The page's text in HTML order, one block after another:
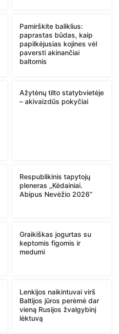
Pamirškite baliklius:
paprastas būdas, kaip
papilkėjusias kojines vėl
paversti akinančiai
baltomis
Ažytėnų tilto statybvietėje
– akivaizdūs pokyčiai
Respublikinis tapytojų
pleneras „Kėdainiai.
Abipus Nevėžio 2026“
Graikiškas jogurtas su
keptomis figomis ir
medumi
Lenkijos naikintuvai virš
Baltijos jūros perėmė dar
vieną Rusijos žvalgybinį
lėktuvą